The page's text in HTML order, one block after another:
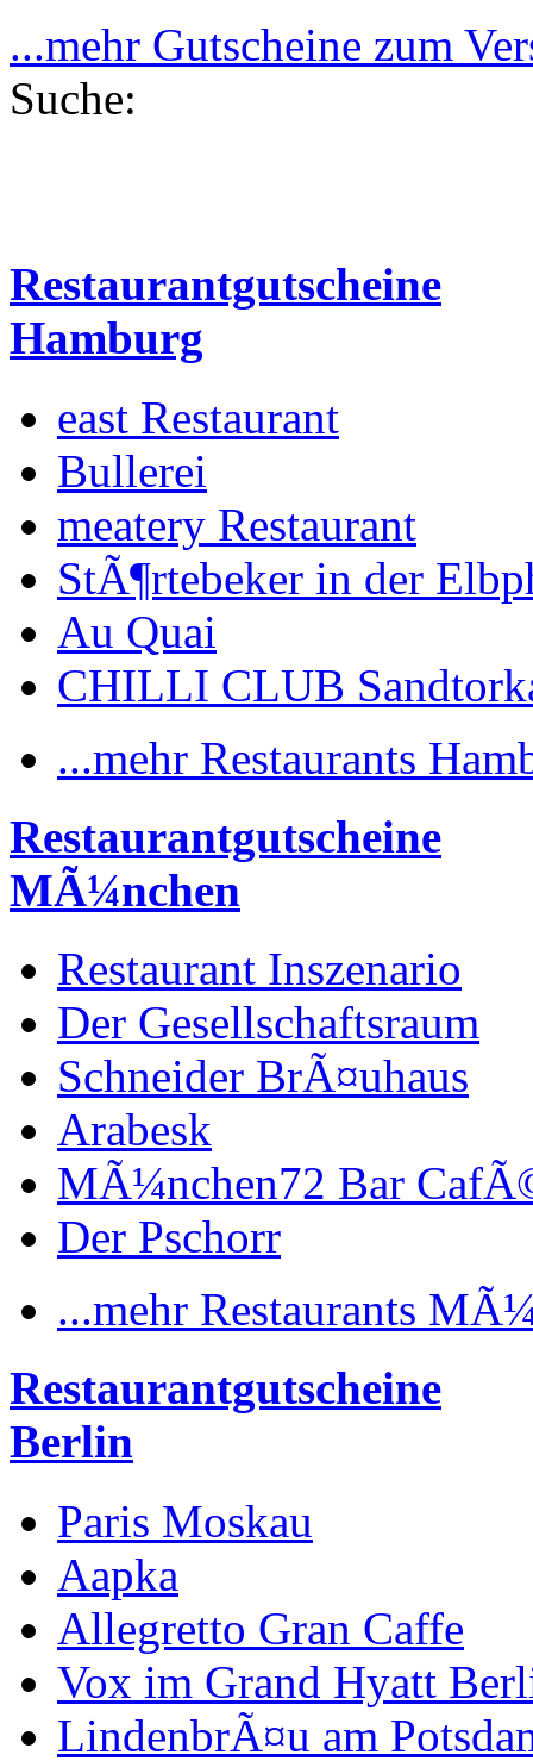
...mehr Gutscheine zum
Suche:
Restaurantgutscheine
Hamburg
east Restaurant
Bullerei
meatery Restaurant
StÃ¶rtebeker in der
Au Quai
CHILLI CLUB
...mehr Restaurants
Restaurantgutscheine
MÃ¼nchen
Restaurant Inszenario
Der Gesellschaftsraum
Schneider BrÃ¤uhaus
Arabesk
MÃ¼nchen72 Bar
Der Pschorr
...mehr Restaurants
Restaurantgutscheine
Berlin
Paris Moskau
Aapka
Allegretto Gran Caffe
Vox im Grand Hyatt
LindenbrÃ¤u am